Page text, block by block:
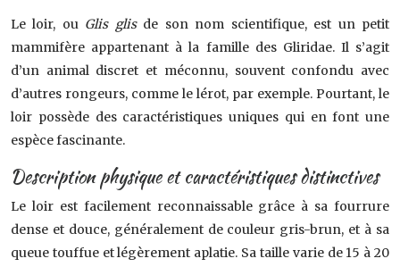
Le loir, ou Glis glis de son nom scientifique, est un petit
mammifère appartenant à la famille des Gliridae. Il s’agit
d’un animal discret et méconnu, souvent confondu avec
d’autres rongeurs, comme le lérot, par exemple. Pourtant, le
loir possède des caractéristiques uniques qui en font une
espèce fascinante.
Description physique et caractéristiques distinctives
Le loir est facilement reconnaissable grâce à sa fourrure
dense et douce, généralement de couleur gris-brun, et à sa
queue touffue et légèrement aplatie. Sa taille varie de 15 à 20